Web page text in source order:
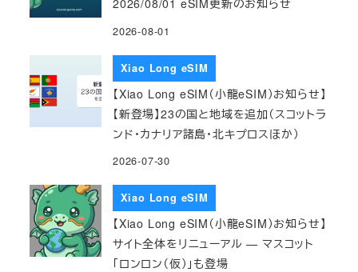
2026/08/01 eSIM更新のお知らせ
2026-08-01
Xiao Long eSIM
【Xiao Long eSIM（小龍eSIM）お知らせ】
【新登場】23の国と地域を追加（スコットラ
ンド・カナリア諸島・北キプロスほか）
2026-07-30
Xiao Long eSIM
【Xiao Long eSIM（小龍eSIM）お知らせ】
サイト全体をリニューアル — マスコット
「ロンロン（仮）」も登場